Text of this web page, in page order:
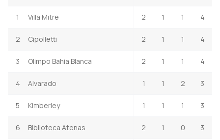
1 Villa Mitre 2 1 1 4
2 Cipolletti 2 1 1 4
3 Olimpo Bahia Blanca 2 1 1 4
4 Alvarado 1 1 2 3
5 Kimberley 1 1 1 3
6 Biblioteca Atenas 2 1 0 3